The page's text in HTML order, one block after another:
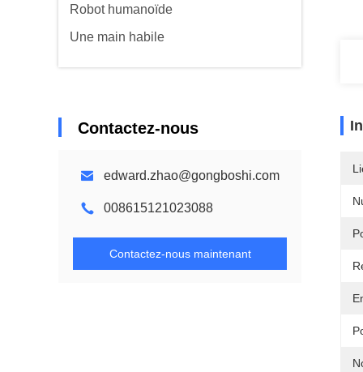
Robot humanoïde
Une main habile
Contactez-nous
edward.zhao@gongboshi.com
008615121023088
Contactez-nous maintenant